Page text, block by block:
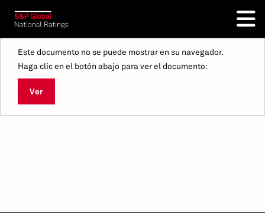
Este documento no se puede mostrar en su navegador.
Haga clic en el botón abajo para ver el documento:
Ver